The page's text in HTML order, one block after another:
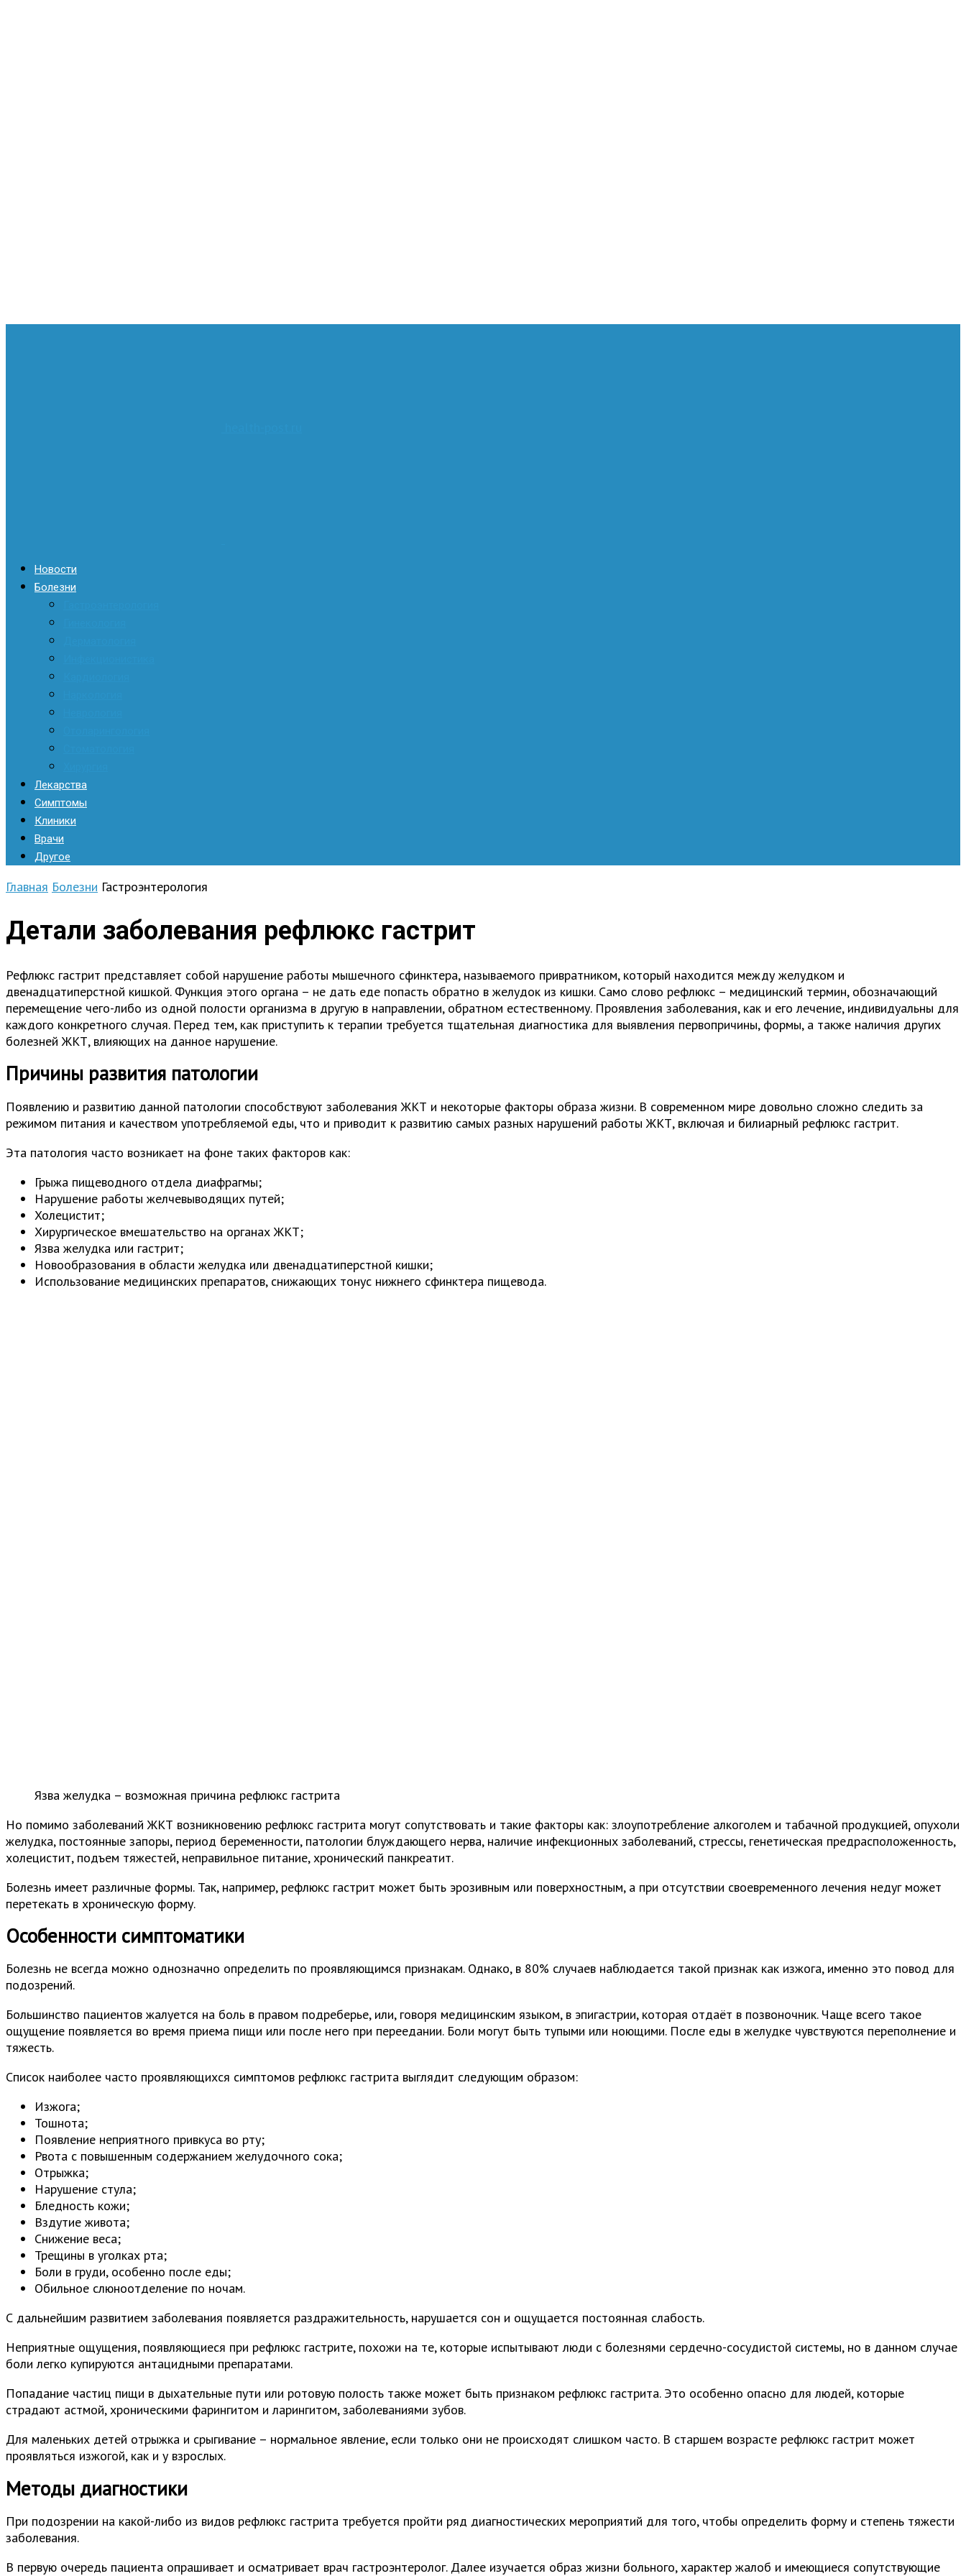
Новости
Болезни
Лекарства
Симптомы
Клиники
Врачи
Другое
Главная Болезни Гастроэнтерология
Детали заболевания рефлюкс гастрит
Рефлюкс гастрит представляет собой нарушение работы мышечного сфинктера, называемого привратником, который находится между желудком и
двенадцатиперстной кишкой. Функция этого органа – не дать еде попасть обратно в желудок из кишки. Само слово рефлюкс – медицинский термин, обозначающий
перемещение чего-либо из одной полости организма в другую в направлении, обратном естественному. Проявления заболевания, как и его лечение, индивидуальны для
каждого конкретного случая. Перед тем, как приступить к терапии требуется тщательная диагностика для выявления первопричины, формы, а также наличия других
болезней ЖКТ, влияющих на данное нарушение.
Причины развития патологии
Появлению и развитию данной патологии способствуют заболевания ЖКТ и некоторые факторы образа жизни. В современном мире довольно сложно следить за
режимом питания и качеством употребляемой еды, что и приводит к развитию самых разных нарушений работы ЖКТ, включая и билиарный рефлюкс гастрит.
Эта патология часто возникает на фоне таких факторов как:
Грыжа пищеводного отдела диафрагмы;
Нарушение работы желчевыводящих путей;
Холецистит;
Хирургическое вмешательство на органах ЖКТ;
Язва желудка или гастрит;
Новообразования в области желудка или двенадцатиперстной кишки;
Использование медицинских препаратов, снижающих тонус нижнего сфинктера пищевода.
Язва желудка – возможная причина рефлюкс гастрита
Но помимо заболеваний ЖКТ возникновению рефлюкс гастрита могут сопутствовать и такие факторы как: злоупотребление алкоголем и табачной продукцией, опухоли
желудка, постоянные запоры, период беременности, патологии блуждающего нерва, наличие инфекционных заболеваний, стрессы, генетическая предрасположенность,
холецистит, подъем тяжестей, неправильное питание, хронический панкреатит.
Болезнь имеет различные формы. Так, например, рефлюкс гастрит может быть эрозивным или поверхностным, а при отсутствии своевременного лечения недуг может
перетекать в хроническую форму.
Особенности симптоматики
Болезнь не всегда можно однозначно определить по проявляющимся признакам. Однако, в 80% случаев наблюдается такой признак как изжога, именно это повод для
подозрений.
Большинство пациентов жалуется на боль в правом подреберье, или, говоря медицинским языком, в эпигастрии, которая отдаёт в позвоночник. Чаще всего такое
ощущение появляется во время приема пищи или после него при переедании. Боли могут быть тупыми или ноющими. После еды в желудке чувствуются переполнение и
тяжесть.
Список наиболее часто проявляющихся симптомов рефлюкс гастрита выглядит следующим образом:
Изжога;
Тошнота;
Появление неприятного привкуса во рту;
Рвота с повышенным содержанием желудочного сока;
Отрыжка;
Нарушение стула;
Бледность кожи;
Вздутие живота;
Снижение веса;
Трещины в уголках рта;
Боли в груди, особенно после еды;
Обильное слюноотделение по ночам.
С дальнейшим развитием заболевания появляется раздражительность, нарушается сон и ощущается постоянная слабость.
Неприятные ощущения, появляющиеся при рефлюкс гастрите, похожи на те, которые испытывают люди с болезнями сердечно-сосудистой системы, но в данном случае
боли легко купируются антацидными препаратами.
Попадание частиц пищи в дыхательные пути или ротовую полость также может быть признаком рефлюкс гастрита. Это особенно опасно для людей, которые
страдают астмой, хроническими фарингитом и ларингитом, заболеваниями зубов.
Для маленьких детей отрыжка и срыгивание – нормальное явление, если только они не происходят слишком часто. В старшем возрасте рефлюкс гастрит может
проявляться изжогой, как и у взрослых.
Методы диагностики
При подозрении на какой-либо из видов рефлюкс гастрита требуется пройти ряд диагностических мероприятий для того, чтобы определить форму и степень тяжести
заболевания.
В первую очередь пациента опрашивает и осматривает врач гастроэнтеролог. Далее изучается образ жизни больного, характер жалоб и имеющиеся сопутствующие